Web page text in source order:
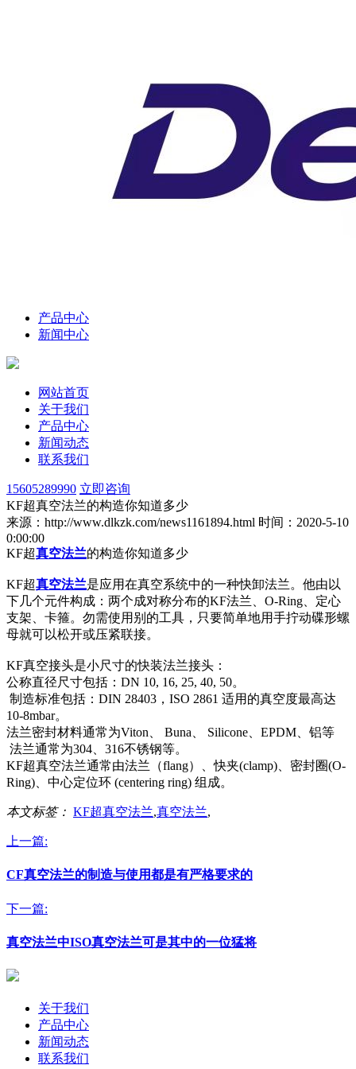
产品中心
新闻中心
网站首页
关于我们
产品中心
新闻动态
联系我们
15605289990 立即咨询
KF超真空法兰的构造你知道多少
来源：http://www.dlkzk.com/news1161894.html 时间：2020-5-10
0:00:00
KF超真空法兰的构造你知道多少
KF超真空法兰是应用在真空系统中的一种快卸法兰。他由以
下几个元件构成：两个成对称分布的KF法兰、O-Ring、定心
支架、卡箍。勿需使用别的工具，只要简单地用手拧动碟形螺
母就可以松开或压紧联接。
KF真空接头是小尺寸的快装法兰接头：
公称直径尺寸包括：DN 10, 16, 25, 40, 50。
制造标准包括：DIN 28403，ISO 2861 适用的真空度最高达
10-8mbar。
法兰密封材料通常为Viton、 Buna、 Silicone、EPDM、铝等
法兰通常为304、316不锈钢等。
KF超真空法兰通常由法兰（flang）、快夹(clamp)、密封圈(O-
Ring)、中心定位环 (centering ring) 组成。
本文标签： KF超真空法兰,真空法兰,
上一篇:
CF真空法兰的制造与使用都是有严格要求的
下一篇:
真空法兰中ISO真空法兰可是其中的一位猛将
关于我们
产品中心
新闻动态
联系我们